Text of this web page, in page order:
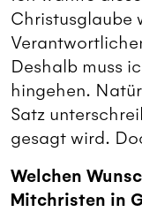
Christusglaube
Deshalb muss
hingehen.
Satz
gesagt wird.
Welchen
Mitchristen in